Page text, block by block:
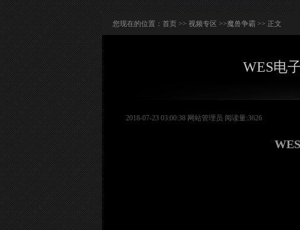
您现在的位置： 首页 >> 视频专区 >>魔兽争霸 >> 正文
WES电
2018-07-23 03:00:38 网站管理员 阅读量:3626